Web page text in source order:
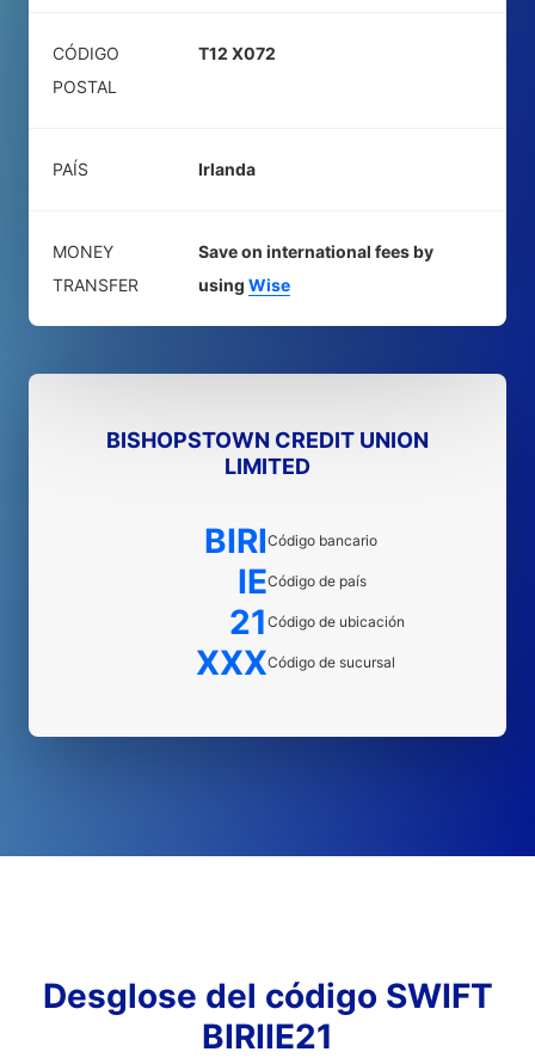
CÓDIGO
POSTAL
T12 X072
PAÍS Irlanda
MONEY
TRANSFER
Save on international fees by
using Wise
BISHOPSTOWN CREDIT UNION
LIMITED
BIRICódigo bancario
IECódigo de país
21 Código de ubicación
XXXCódigo de sucursal
Desglose del código SWIFT
BIRIIE21